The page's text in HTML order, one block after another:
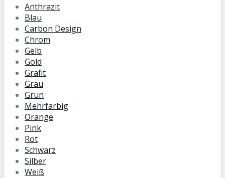
Anthrazit
Blau
Carbon Design
Chrom
Gelb
Gold
Grafit
Grau
Grün
Mehrfarbig
Orange
Pink
Rot
Schwarz
Silber
Weiß